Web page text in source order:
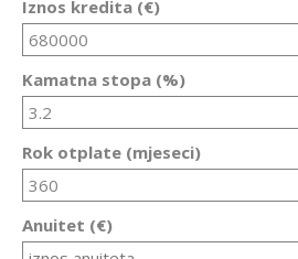
Iznos kredita (€)
Kamatna stopa (%)
Rok otplate (mjeseci)
Anuitet (€)